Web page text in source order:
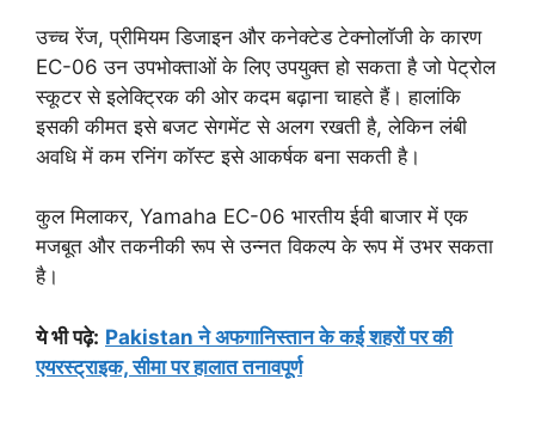
उच्च रेंज, प्रीमियम डिजाइन और कनेक्टेड टेक्नोलॉजी के कारण
EC-06 उन उपभोक्ताओं के लिए उपयुक्त हो सकता है जो पेट्रोल
स्कूटर से इलेक्ट्रिक की ओर कदम बढ़ाना चाहते हैं। हालांकि
इसकी कीमत इसे बजट सेगमेंट से अलग रखती है, लेकिन लंबी
अवधि में कम रनिंग कॉस्ट इसे आकर्षक बना सकती है।
कुल मिलाकर, Yamaha EC-06 भारतीय ईवी बाजार में एक
मजबूत और तकनीकी रूप से उन्नत विकल्प के रूप में उभर सकता
है।
ये भी पढ़े: Pakistan ने अफगानिस्तान के कई शहरों पर की
एयरस्ट्राइक, सीमा पर हालात तनावपूर्ण